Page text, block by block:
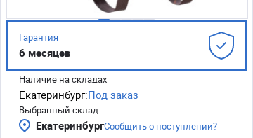
Гарантия
6 месяцев
Наличие на складах
Екатеринбург:Под заказ
Выбранный склад
ЕкатеринбургСообщить о поступлении?